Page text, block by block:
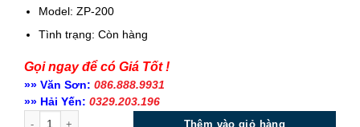
Model: ZP-200
Tình trạng: Còn hàng
Gọi ngay để có Giá Tốt !
»» Văn Sơn: 086.888.9931
»» Hải Yến: 0329.203.196
Thêm vào giỏ hàng